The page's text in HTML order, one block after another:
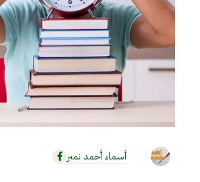
أسماء أحمد نمير